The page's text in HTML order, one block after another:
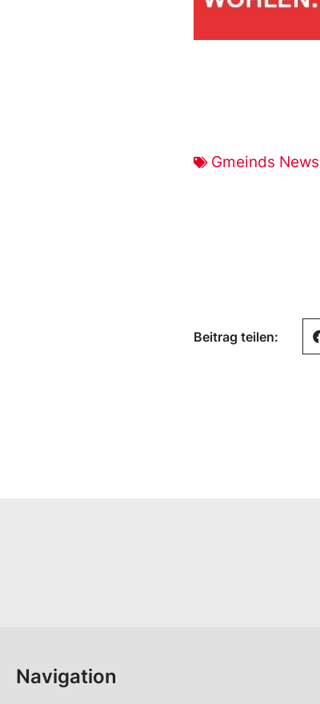
Gmeinds News
Beitrag teilen:
Navigation